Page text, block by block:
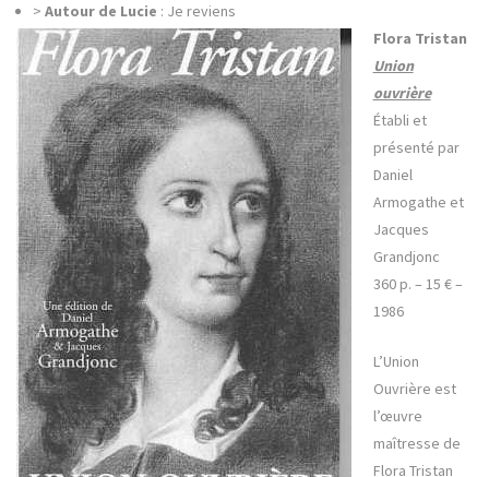
> Autour de Lucie : Je reviens
Flora Tristan
Union
ouvrière
Établi et
présenté par
Daniel
Armogathe et
Jacques
Grandjonc
360 p. – 15 € –
1986
L’Union
Ouvrière est
l’œuvre
maîtresse de
Flora Tristan